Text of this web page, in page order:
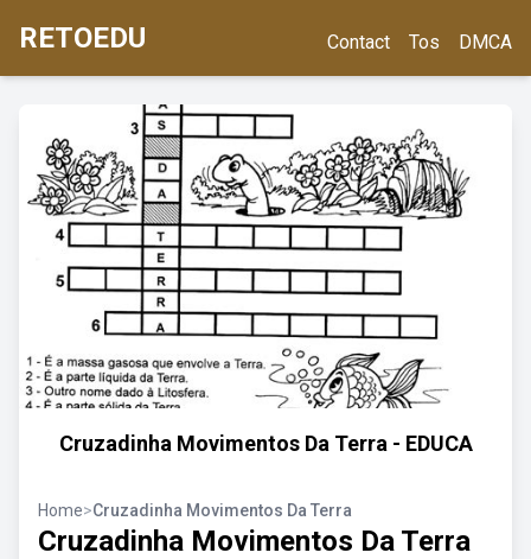
RETOEDU Contact Tos DMCA
Cruzadinha Movimentos Da Terra - EDUCA
Home>Cruzadinha Movimentos Da Terra
Cruzadinha Movimentos Da Terra